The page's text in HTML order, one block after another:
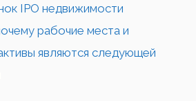
IPO недвижимости
рабочие места и
являются следующей